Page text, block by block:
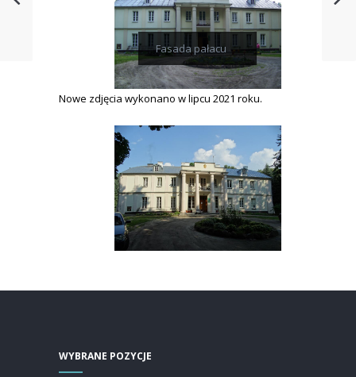
Fasada pałacu
Nowe zdjęcia wykonano w lipcu 2021 roku.
WYBRANE POZYCJE